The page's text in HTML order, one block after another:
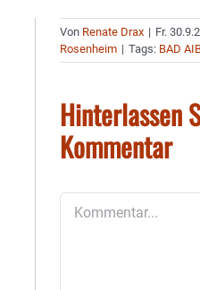
Von Renate Drax | Fr.
Rosenheim | Tags: BAD
Hinterlassen
Kommentar